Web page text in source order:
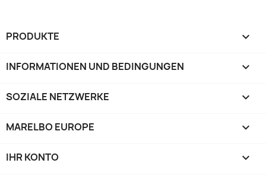
PRODUKTE 
INFORMATIONEN UND BEDINGUNGEN 
SOZIALE NETZWERKE 
MARELBO EUROPE 
IHR KONTO 